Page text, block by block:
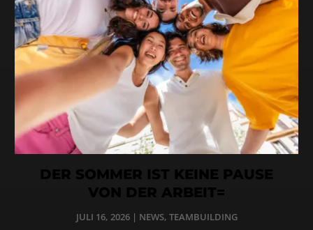
DER SOMMER IST KEINE PAUSE
VON DER ARBEIT=
JULI 16, 2026| NEWS, TEAMBUILDING